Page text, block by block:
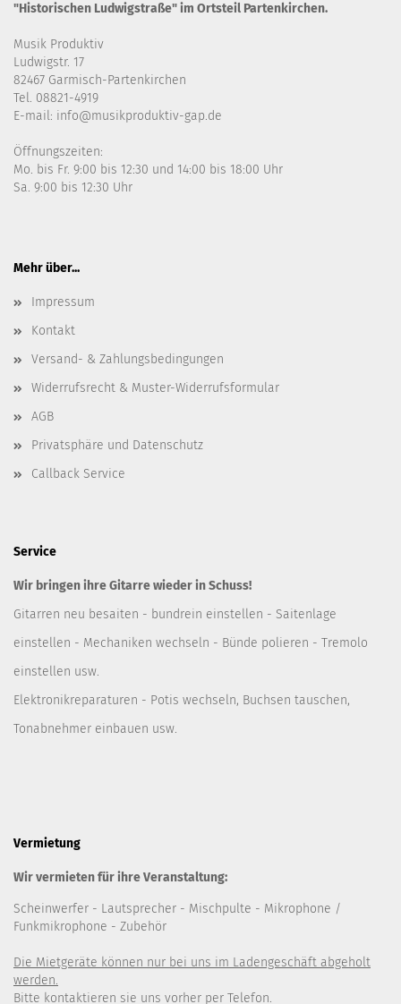
"Historischen Ludwigstraße" im Ortsteil Partenkirchen.
Musik Produktiv
Ludwigstr. 17
82467 Garmisch-Partenkirchen
Tel. 08821-4919
E-mail: info@musikproduktiv-gap.de
Öffnungszeiten:
Mo. bis Fr. 9:00 bis 12:30 und 14:00 bis 18:00 Uhr
Sa. 9:00 bis 12:30 Uhr
Mehr über...
Impressum
Kontakt
Versand- & Zahlungsbedingungen
Widerrufsrecht & Muster-Widerrufsformular
AGB
Privatsphäre und Datenschutz
Callback Service
Service
Wir bringen ihre Gitarre wieder in Schuss!
Gitarren neu besaiten - bundrein einstellen - Saitenlage
einstellen - Mechaniken wechseln - Bünde polieren - Tremolo
einstellen usw.
Elektronikreparaturen - Potis wechseln, Buchsen tauschen,
Tonabnehmer einbauen usw.
Vermietung
Wir vermieten für ihre Veranstaltung:
Scheinwerfer - Lautsprecher - Mischpulte - Mikrophone /
Funkmikrophone - Zubehör
Die Mietgeräte können nur bei uns im Ladengeschäft abgeholt
werden.
Bitte kontaktieren sie uns vorher per Telefon.